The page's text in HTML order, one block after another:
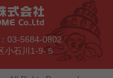
03-5684-0802
小石川1-9-５